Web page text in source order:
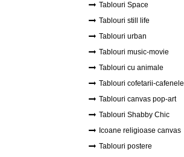
Tablouri Space
Tablouri still life
Tablouri urban
Tablouri music-movie
Tablouri cu animale
Tablouri cofetarii-cafenele
Tablouri canvas pop-art
Tablouri Shabby Chic
Icoane religioase canvas
Tablouri postere